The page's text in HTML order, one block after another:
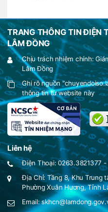
TRANG THÔNG TIN ĐIỆN
LÂM ĐỒNG
Chịu trách nhiệm chính:
Lâm Đồng
Ghi rõ nguồn
thông tin từ website này
Liên hệ
Điện Thoại: 0263.3821377
Địa Chỉ: Tầng 8, Khu Trung
Phường Xuân Hương, Tỉnh
Email: